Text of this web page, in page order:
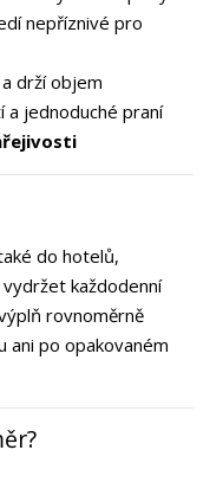
nepříznivé pro
drží objem
a jednoduché praní
do hotelů,
každodenní
rovnoměrně
ani po opakovaném